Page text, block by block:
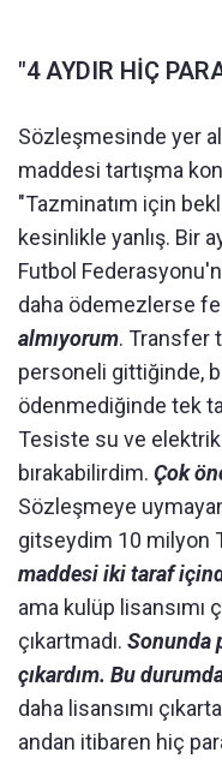
"4 AYDIR HİÇ
Sözleşmesinde yer
maddesi tartışma
"Tazminatım için
kesinlikle yanlış. Bir
Futbol
daha ödemezlerse
almıyorum. Transfer
personeli gittiğinde,
ödenmediğinde tek
Tesiste su ve
bırakabilirdim. Çok
Sözleşmeye
gitseydim 10 milyon
maddesi iki taraf
ama kulüp lisansımı
çıkartmadı. Sonunda
çıkardım. Bu
daha lisansımı
andan itibaren hiç